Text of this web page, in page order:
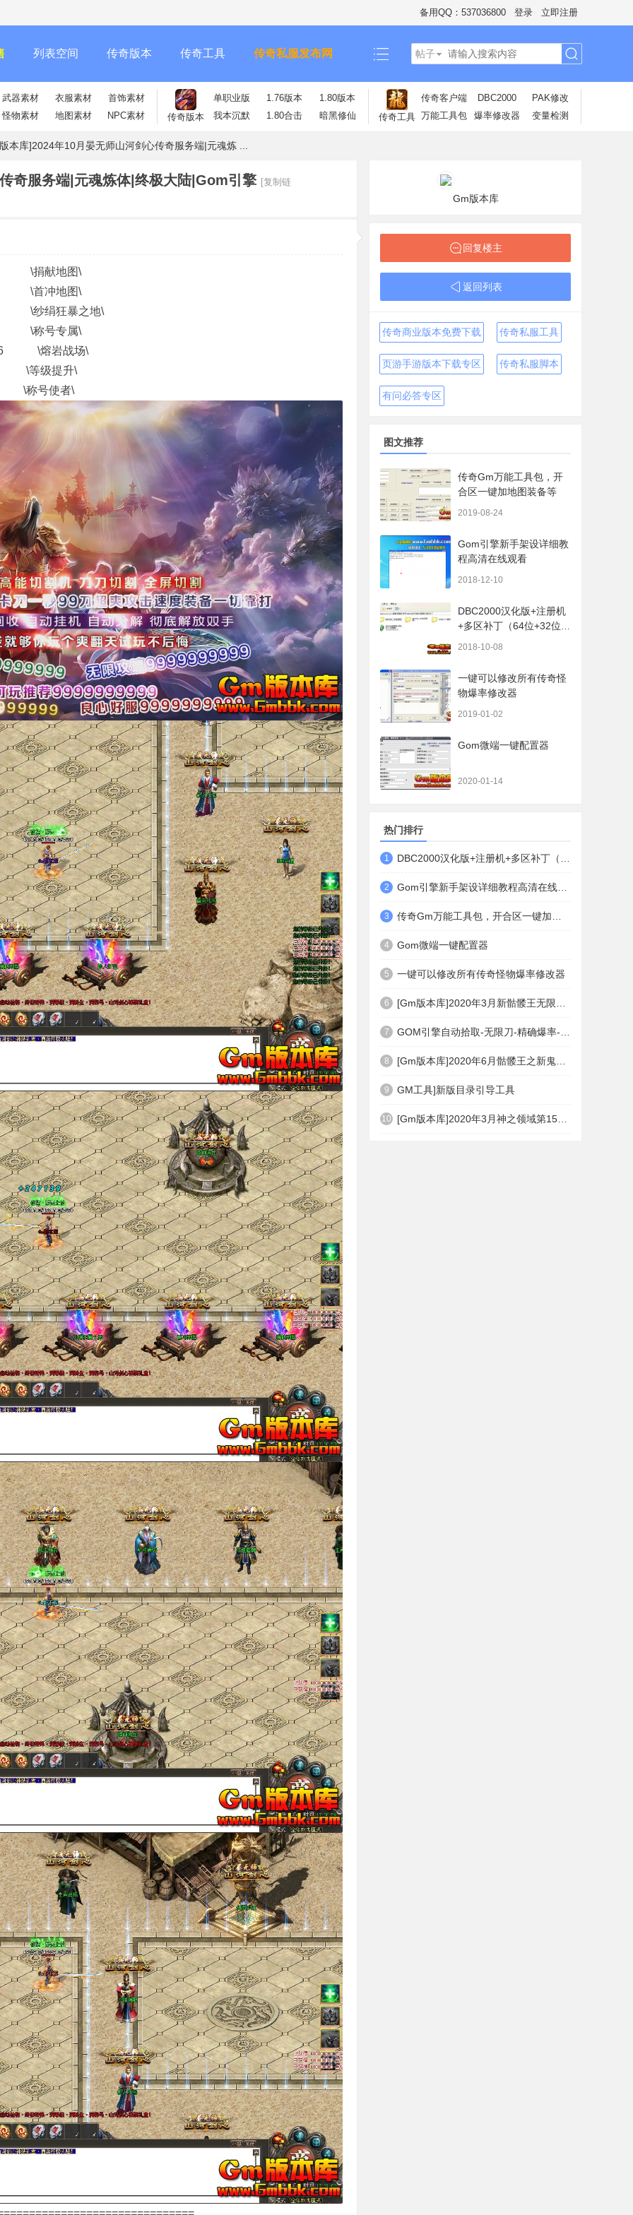
备用QQ：537036800 登录 立即注册
列表空间 传奇版本 传奇工具 传奇私服发布网 帖子
武器素材 衣服素材
首饰素材
怪物素材
地图素材 NPC素材 传奇版本
单职业版 1.76版本
1.80版本
我本沉默
1.80合击 暗黑修仙 传奇工具
传奇客户端 DBC2000
PAK修改
万能工具包
爆率修改器 变量检测
本库]2024年10月晏无师山河剑心传奇服务端|元魂炼 ...
奇服务端|元魂炼体|终极大陆|Gom引擎 [复制链
\捐献地图\
\首冲地图\
绢狂暴之地\
\称号专属\
\熔岩战场\
等级提升\
称号使者\
Gm版本库
回复楼主
返回列表
传奇商业版本免费下载 传奇私服工具
页游手游版本下载专区 传奇私服脚本
有问必答专区
图文推荐
传奇Gm万能工具包，开
合区一键加地图装备等
2019-08-24
Gom引擎新手架设详细教
程高清在线观看
2018-12-10
DBC2000汉化版+注册机
+多区补丁（64位+32位的
2018-10-08
一键可以修改所有传奇怪
物爆率修改器
2019-01-02
Gom微端一键配置器
2020-01-14
热门排行
1
2
3
4 Gom微端一键配置器
5 一键可以修改所有传奇怪物爆率修改器
6
7
8
9 GM工具]新版目录引导工具
10